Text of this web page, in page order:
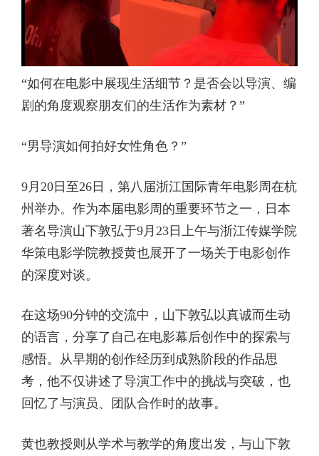
“如何在电影中展现生活细节？是否会以导演、编
剧的角度观察朋友们的生活作为素材？”
“男导演如何拍好女性角色？”
9月20日至26日，第八届浙江国际青年电影周在杭
州举办。作为本届电影周的重要环节之一，日本
著名导演山下敦弘于9月23日上午与浙江传媒学院
华策电影学院教授黄也展开了一场关于电影创作
的深度对谈。
在这场90分钟的交流中，山下敦弘以真诚而生动
的语言，分享了自己在电影幕后创作中的探索与
感悟。从早期的创作经历到成熟阶段的作品思
考，他不仅讲述了导演工作中的挑战与突破，也
回忆了与演员、团队合作时的故事。
黄也教授则从学术与教学的角度出发，与山下敦